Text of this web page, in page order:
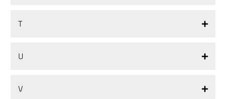
T
U
V